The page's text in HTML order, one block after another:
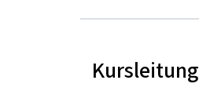
Kursleitung